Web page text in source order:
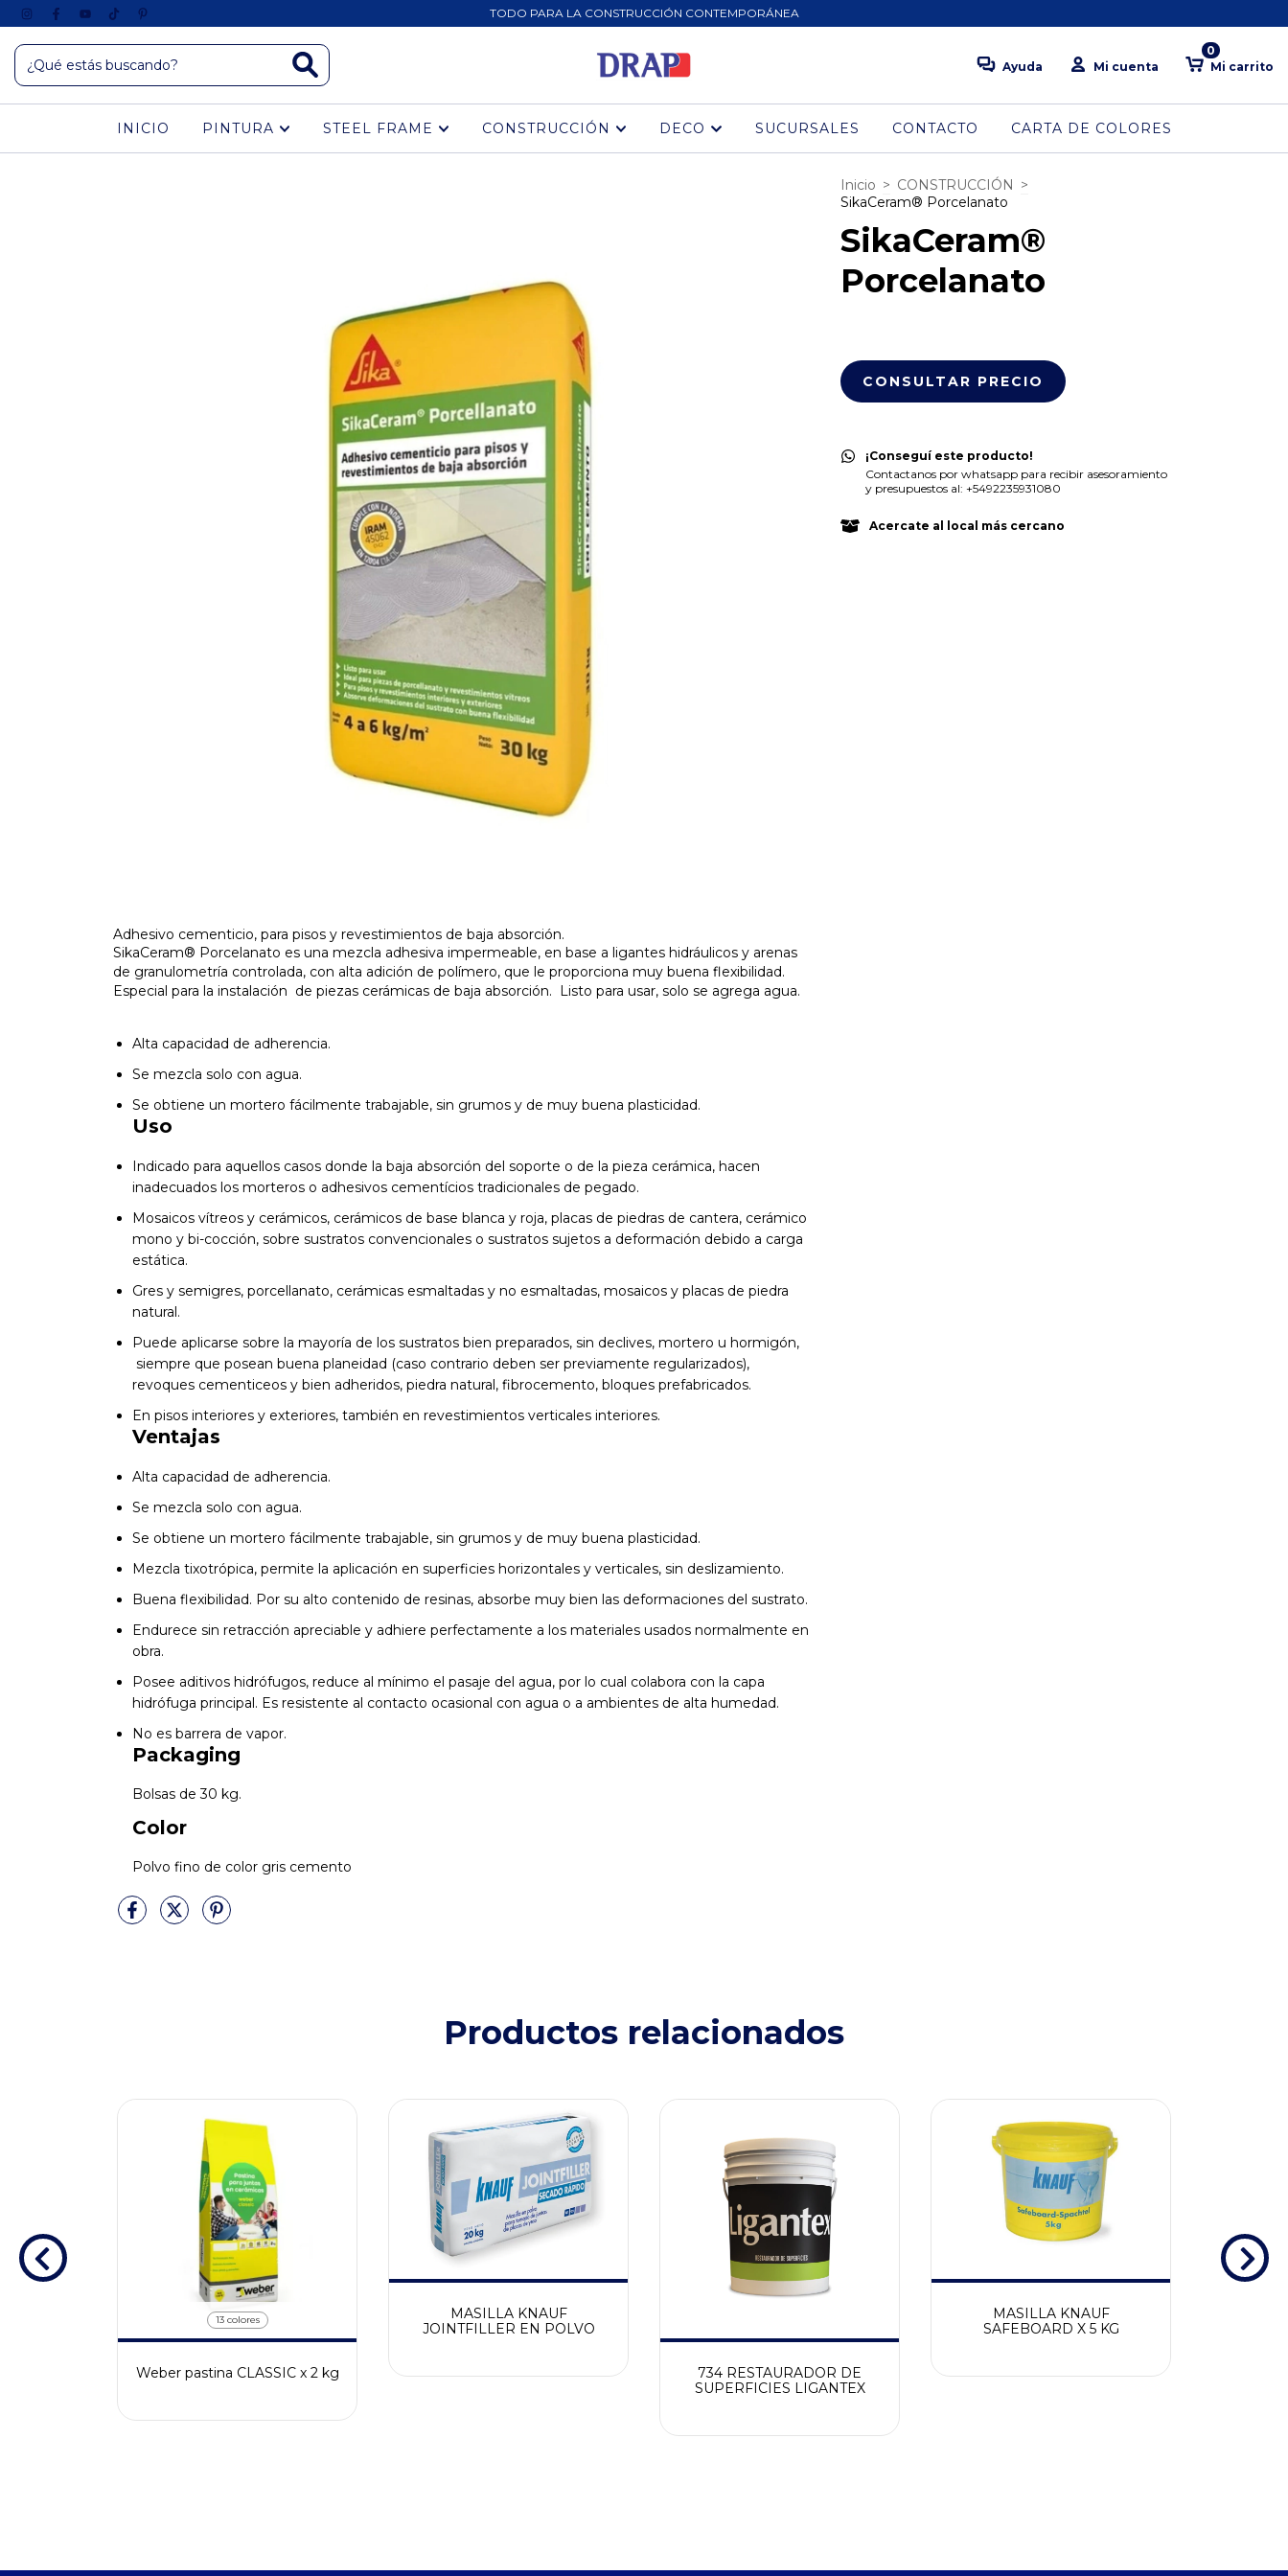
TODO PARA LA CONSTRUCCIÓN CONTEMPORÁNEA
Ayuda Mi cuenta Mi carrito
0
INICIO PINTURA STEEL FRAME CONSTRUCCIÓN DECO SUCURSALES CONTACTO CARTA DE COLORES
Adhesivo cementicio, para pisos y revestimientos de baja absorción.
SikaCeram® Porcelanato es una mezcla adhesiva impermeable, en base a ligantes hidráulicos y arenas
de granulometría controlada, con alta adición de polímero, que le proporciona muy buena flexibilidad.
Especial para la instalación de piezas cerámicas de baja absorción. Listo para usar, solo se agrega agua.
Alta capacidad de adherencia.
Se mezcla solo con agua.
Se obtiene un mortero fácilmente trabajable, sin grumos y de muy buena plasticidad.
Uso
Indicado para aquellos casos donde la baja absorción del soporte o de la pieza cerámica, hacen
inadecuados los morteros o adhesivos cementícios tradicionales de pegado.
Mosaicos vítreos y cerámicos, cerámicos de base blanca y roja, placas de piedras de cantera, cerámico
mono y bi-cocción, sobre sustratos convencionales o sustratos sujetos a deformación debido a carga
estática.
Gres y semigres, porcellanato, cerámicas esmaltadas y no esmaltadas, mosaicos y placas de piedra
natural.
Puede aplicarse sobre la mayoría de los sustratos bien preparados, sin declives, mortero u hormigón,
siempre que posean buena planeidad (caso contrario deben ser previamente regularizados),
revoques cementiceos y bien adheridos, piedra natural, fibrocemento, bloques prefabricados.
En pisos interiores y exteriores, también en revestimientos verticales interiores.
Ventajas
Alta capacidad de adherencia.
Se mezcla solo con agua.
Se obtiene un mortero fácilmente trabajable, sin grumos y de muy buena plasticidad.
Mezcla tixotrópica, permite la aplicación en superficies horizontales y verticales, sin deslizamiento.
Buena flexibilidad. Por su alto contenido de resinas, absorbe muy bien las deformaciones del sustrato.
Endurece sin retracción apreciable y adhiere perfectamente a los materiales usados normalmente en
obra.
Posee aditivos hidrófugos, reduce al mínimo el pasaje del agua, por lo cual colabora con la capa
hidrófuga principal. Es resistente al contacto ocasional con agua o a ambientes de alta humedad.
No es barrera de vapor.
Packaging
Bolsas de 30 kg.
Color
Polvo fino de color gris cemento
Inicio > CONSTRUCCIÓN >
SikaCeram® Porcelanato
SikaCeram®
Porcelanato
¡Conseguí este producto!
Contactanos por whatsapp para recibir asesoramiento
y presupuestos al: +5492235931080
Acercate al local más cercano
Productos relacionados
13 colores
Weber pastina CLASSIC x 2 kg
MASILLA KNAUF
JOINTFILLER EN POLVO
734 RESTAURADOR DE
SUPERFICIES LIGANTEX
MASILLA KNAUF
SAFEBOARD X 5 KG